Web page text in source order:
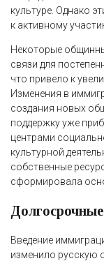
культуре. Однако
к активному
Некоторые
связи для
что привело к
Изменения в
создания новых
поддержку уже
центрами
культурной
собственные
сформировала
Введение
изменило русскую